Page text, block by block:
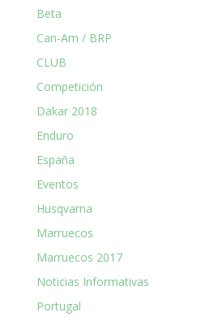
Beta
Can-Am / BRP
CLUB
Competición
Dakar 2018
Enduro
España
Eventos
Husqvarna
Marruecos
Marruecos 2017
Noticias Informativas
Portugal